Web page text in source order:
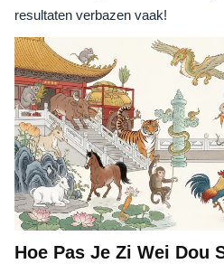
resultaten verbazen vaak!
Hoe Pas Je Zi Wei Dou